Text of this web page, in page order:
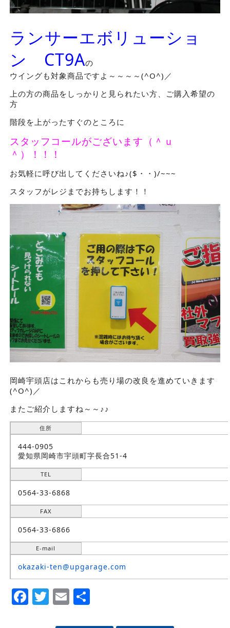
ランサーエボリューショ
ン CT9Aの
ウイングも対象商品ですよ～～～～(^O^)／
上の方の商品をしっかりと見られたい方、ご購入希望の
方
階段を上がったすぐのところに
スタッフコールがございます（＾ｕ
＾）！！！
お気軽に呼び出してくださいね♪($・・)/~~~
スタッフがレジまでお持ちします！！
岡崎宇頭店はこれからも売り場の改良を進めていきます
(^O^)／
またご紹介しますね～～♪♪
住所
444-0905
愛知県岡崎市宇頭町字長合51-4
TEL
0564-33-6868
FAX
0564-33-6866
E-mail
okazaki-ten@upgarage.com
Facebook
Twitter
EmailShare